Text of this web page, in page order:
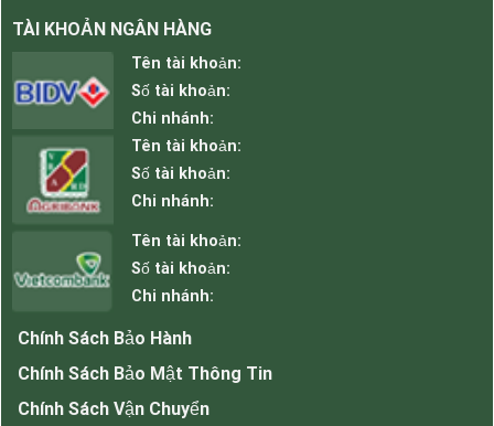
Micro để bàn APU MF1201 thiết kế đẹp lịch sự
Tính năng, ưu điểm của Micro MF1201.
Thiết kế gọn nhẹ, độ dài đạt chuẩn theo kỹ
thuật
Màu sắc nhựa ABS đen sang trọng
Độ nhạy cực tốt, thu tiếng 20-30cm rõ ràng
TÀI KHOẢN NGÂN HÀNG
Tên tài khoản:
Số tài khoản:
Chi nhánh:
Tên tài khoản:
Số tài khoản:
Chi nhánh:
Tên tài khoản:
Số tài khoản:
Chi nhánh:
Chính Sách Bảo Hành
Chính Sách Bảo Mật Thông Tin
Chính Sách Vận Chuyển